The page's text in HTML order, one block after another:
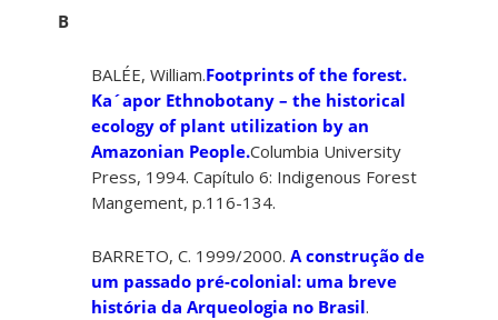
B
BALÉE, William.Footprints of the forest.
Ka´apor Ethnobotany – the historical
ecology of plant utilization by an
Amazonian People.Columbia University
Press, 1994. Capítulo 6: Indigenous Forest
Mangement, p.116-134.
BARRETO, C. 1999/2000.A construção de
um passado pré-colonial: uma breve
história da Arqueologia no Brasil.